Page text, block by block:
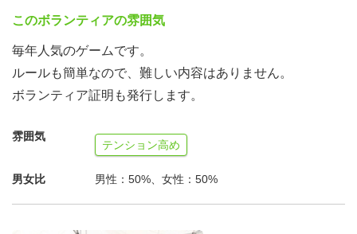
このボランティアの雰囲気
毎年人気のゲームです。
ルールも簡単なので、難しい内容はありません。
ボランティア証明も発行します。
雰囲気
テンション高め
男女比 男性：50%、女性：50%